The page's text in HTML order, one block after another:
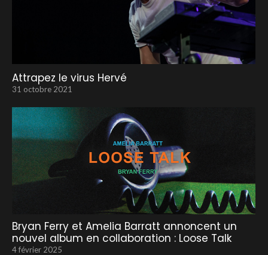
Attrapez le virus Hervé
31 octobre 2021
Bryan Ferry et Amelia Barratt annoncent un
nouvel album en collaboration : Loose Talk
4 février 2025